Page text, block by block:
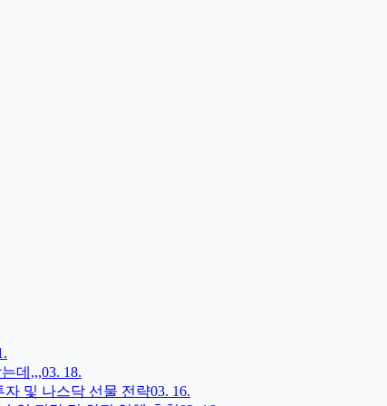
데,,,03. 18.
자 및 나스닥 선물 전략03. 16.